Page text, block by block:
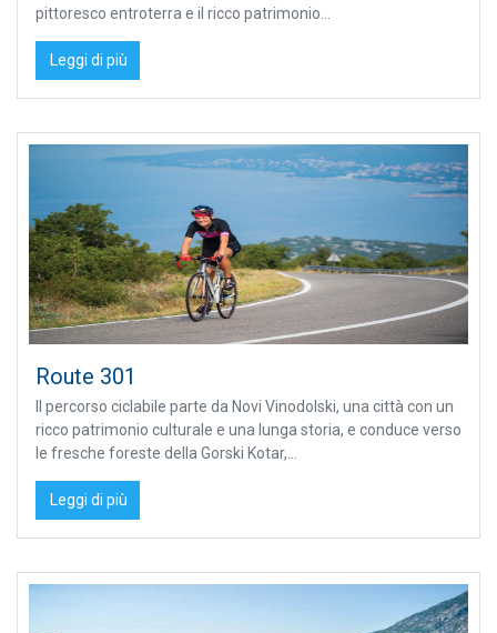
pittoresco entroterra e il ricco patrimonio...
Leggi di più
Route 301
Il percorso ciclabile parte da Novi Vinodolski, una città con un
ricco patrimonio culturale e una lunga storia, e conduce verso
le fresche foreste della Gorski Kotar,...
Leggi di più